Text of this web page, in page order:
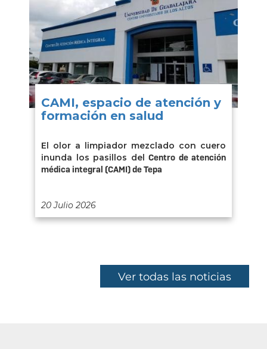
CAMI, espacio de atención y
formación en salud
El olor a limpiador mezclado con cuero
inunda los pasillos del Centro de atención
médica integral (CAMI) de Tepa
20 Julio 2026
Ver todas las noticias